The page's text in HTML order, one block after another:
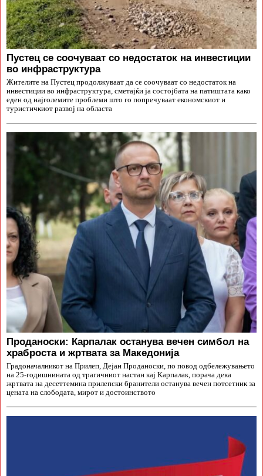
Пустец се соочуваат со недостаток на инвестиции
во инфраструктура
Жителите на Пустец продолжуваат да се соочуваат со недостаток на
инвестиции во инфраструктура, сметајќи ја состојбата на патиштата како
еден од најголемите проблеми што го попречуваат економскиот и
туристичкиот развој на областа
Проданоски: Карпалак останува вечен симбол на
храброста и жртвата за Македонија
Градоначалникот на Прилеп, Дејан Проданоски, по повод одбележувањето
на 25-годишнината од трагичниот настан кај Карпалак, порача дека
жртвата на десеттемина прилепски бранители останува вечен потсетник за
цената на слободата, мирот и достоинството